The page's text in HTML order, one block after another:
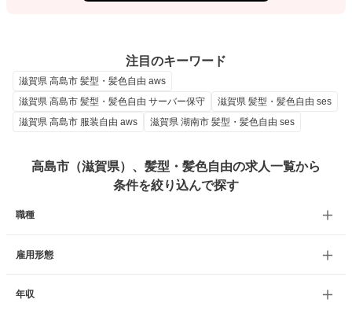
注目のキーワード
滋賀県 高島市 髪型・髪色自由 aws
滋賀県 高島市 髪型・髪色自由 サーバー保守
滋賀県 髪型・髪色自由 ses
滋賀県 高島市 服装自由 aws
滋賀県 湖南市 髪型・髪色自由 ses
高島市（滋賀県）、髪型・髪色自由の求人一覧から
条件を絞り込んで探す
職種
雇用形態
年収